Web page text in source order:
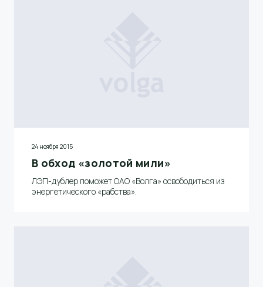
24 ноября 2015
В обход «золотой мили»
ЛЭП-дублер поможет ОАО «Волга» освободиться из
энергетического «рабства».